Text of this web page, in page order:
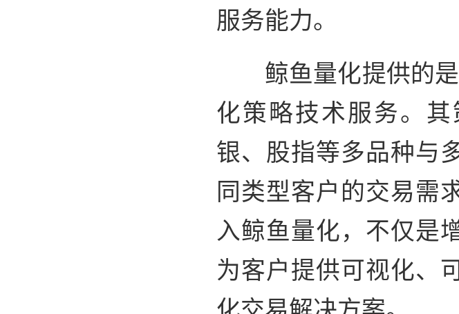
服务能力。
鲸鱼量化提供的
化策略技术服务。
银、股指等多品种与
同类型客户的交易需
入鲸鱼量化，不仅是
为客户提供可视化、